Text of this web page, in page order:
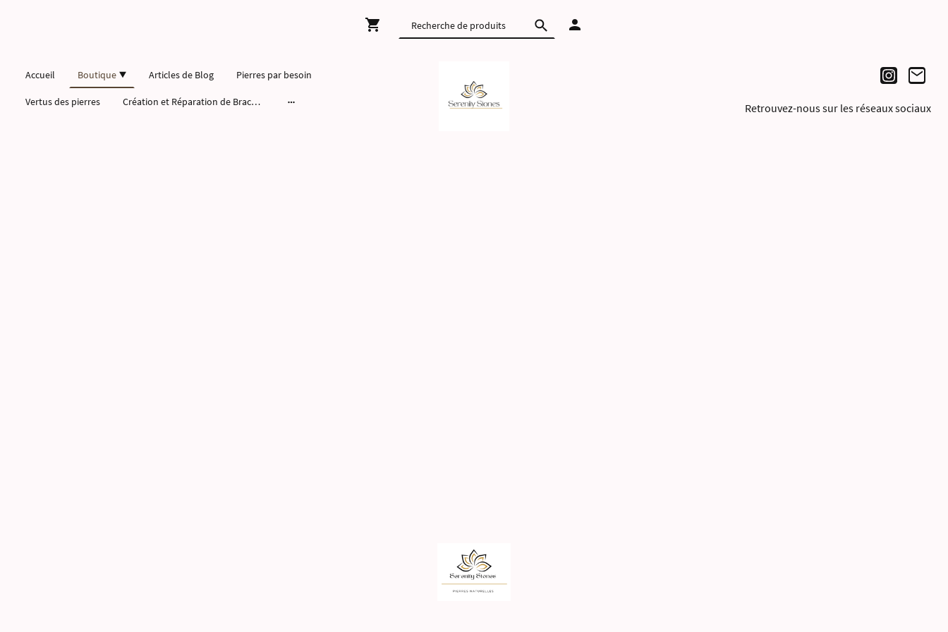
Accueil Boutique Articles de Blog Pierres par besoin
Vertus des pierres Création et Réparation de Bracelets Pierres Retrouvez-nous sur les réseaux sociaux